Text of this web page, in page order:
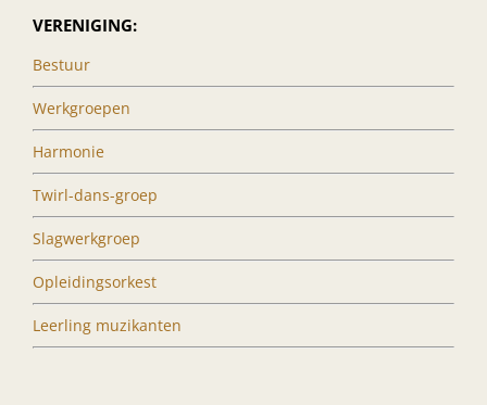
VERENIGING:
Bestuur
Werkgroepen
Harmonie
Twirl-dans-groep
Slagwerkgroep
Opleidingsorkest
Leerling muzikanten